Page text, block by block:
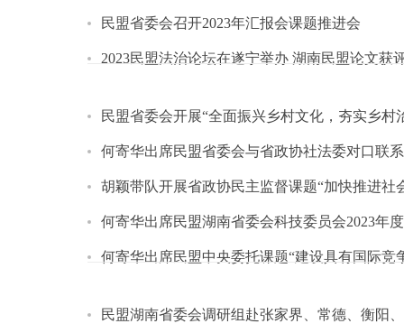
民盟省委会召开2023年汇报会课题推进会
2023民盟法治论坛在遂宁举办 湖南民盟论文获
民盟省委会开展“全面振兴乡村文化，夯实乡村
何寄华出席民盟省委会与省政协社法委对口联
胡颖带队开展省政协民主监督课题“加快推进社
何寄华出席民盟湖南省委会科技委员会2023年
何寄华出席民盟中央委托课题“建设具有国际
民盟湖南省委会调研组赴张家界、常德、衡阳